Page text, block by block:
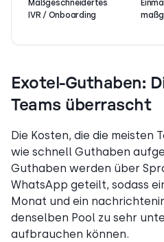
Maßgeschneidertes
IVR / Onboarding
Exotel-Guthaben:
Teams überrascht
Die Kosten, die die meisten
wie schnell Guthaben
Guthaben werden über
WhatsApp geteilt, sodass
Monat und ein
denselben Pool zu sehr
aufbrauchen können.